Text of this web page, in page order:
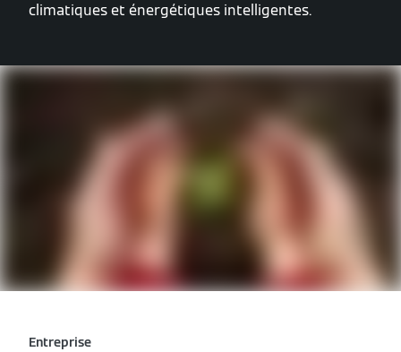
climatiques et énergétiques intelligentes.
Entreprise